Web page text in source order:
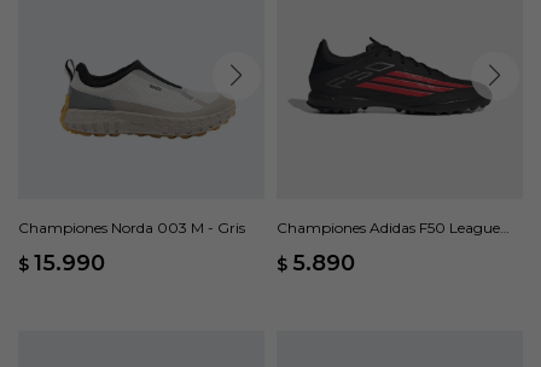
Championes Norda 003 M - Gris
$ 15.990
Championes Adidas F50 League
$ 5.890